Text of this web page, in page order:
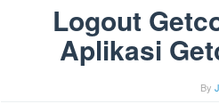
Logout
Aplikasi
By